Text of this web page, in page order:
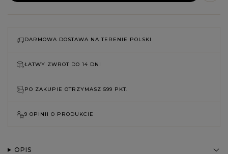
DARMOWA DOSTAWA NA TERENIE POLSKI
ŁATWY ZWROT DO 14 DNI
PO ZAKUPIE OTRZYMASZ 599 PKT.
9 OPINII O PRODUKCIE
OPIS